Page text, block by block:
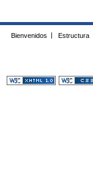
Bienvenidos Estructura